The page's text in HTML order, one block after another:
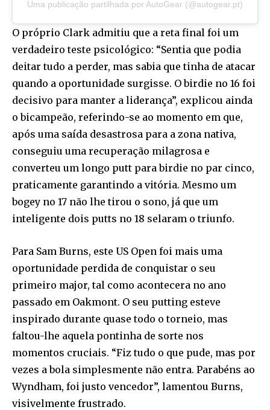
Uma publicação partilhada por AutoGear (@autogear.pt)
O próprio Clark admitiu que a reta final foi um
verdadeiro teste psicológico: “Sentia que podia
deitar tudo a perder, mas sabia que tinha de atacar
quando a oportunidade surgisse. O birdie no 16 foi
decisivo para manter a liderança”, explicou ainda
o bicampeão, referindo-se ao momento em que,
após uma saída desastrosa para a zona nativa,
conseguiu uma recuperação milagrosa e
converteu um longo putt para birdie no par cinco,
praticamente garantindo a vitória. Mesmo um
bogey no 17 não lhe tirou o sono, já que um
inteligente dois putts no 18 selaram o triunfo.
Para Sam Burns, este US Open foi mais uma
oportunidade perdida de conquistar o seu
primeiro major, tal como acontecera no ano
passado em Oakmont. O seu putting esteve
inspirado durante quase todo o torneio, mas
faltou-lhe aquela pontinha de sorte nos
momentos cruciais. “Fiz tudo o que pude, mas por
vezes a bola simplesmente não entra. Parabéns ao
Wyndham, foi justo vencedor”, lamentou Burns,
visivelmente frustrado.